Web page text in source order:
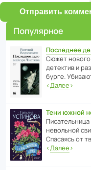
Отправить
Популярное
Последнее
Сюжет нового
дете­ктив и
бурге.
‹Далее›
Тени южной
невольной
Спасаясь от
‹Далее›